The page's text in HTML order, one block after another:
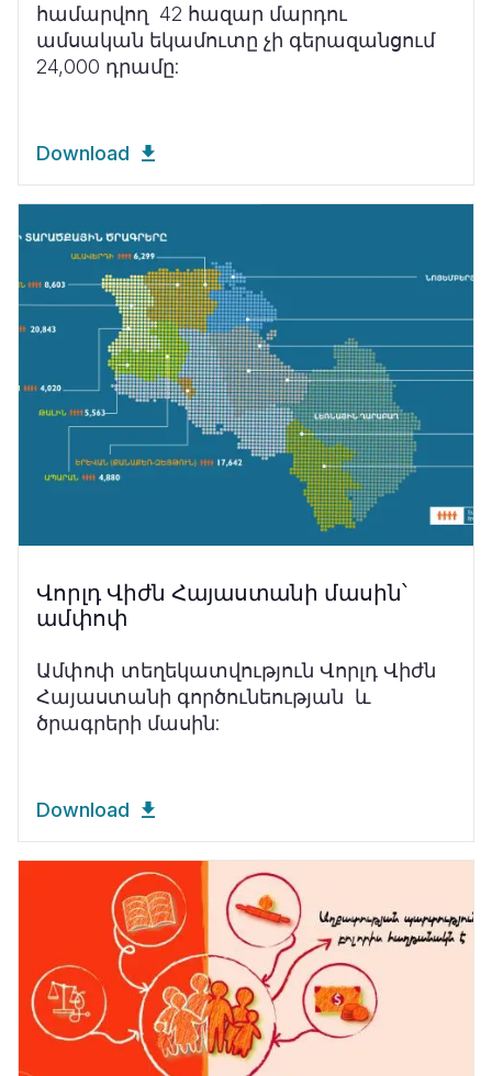
համարվող 42 հազար մարդու
ամսական եկամուտը չի գերազանցում
24,000 դրամը:
Download
Վորլդ Վիժն Հայաստանի մասին՝
ամփոփ
Ամփոփ տեղեկատվություն Վորլդ Վիժն
Հայաստանի գործունեության և
ծրագրերի մասին:
Download